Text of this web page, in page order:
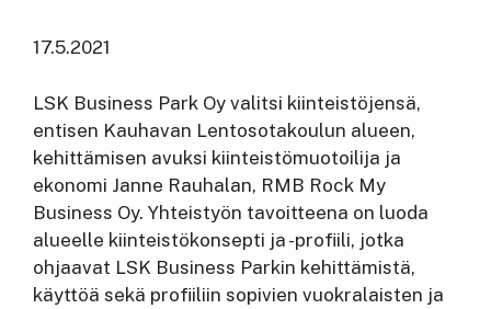
17.5.2021
LSK Business Park Oy valitsi kiinteistöjensä,
entisen Kauhavan Lentosotakoulun alueen,
kehittämisen avuksi kiinteistömuotoilija ja
ekonomi Janne Rauhalan, RMB Rock My
Business Oy. Yhteistyön tavoitteena on luoda
alueelle kiinteistökonsepti ja -profiili, jotka
ohjaavat LSK Business Parkin kehittämistä,
käyttöä sekä profiiliin sopivien vuokralaisten ja